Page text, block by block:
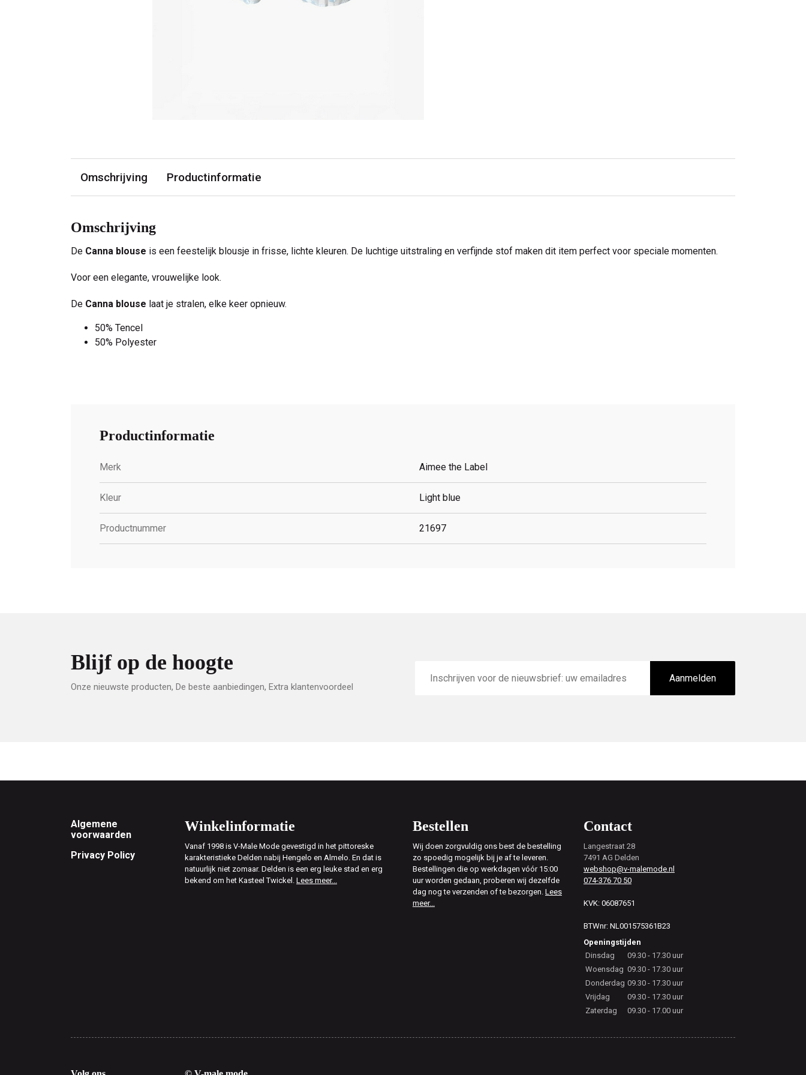
Omschrijving Productinformatie
Omschrijving
De Canna blouse is een feestelijk blousje in frisse, lichte kleuren. De luchtige uitstraling en verfijnde stof maken dit item perfect voor speciale momenten.
Voor een elegante, vrouwelijke look.
De Canna blouse laat je stralen, elke keer opnieuw.
50% Tencel
50% Polyester
Productinformatie
Merk Aimee the Label
Kleur Light blue
Productnummer 21697
Blijf op de hoogte
Onze nieuwste producten, De beste aanbiedingen, Extra klantenvoordeel
mailadres
Aanmelden
Footer
Algemene
voorwaarden
Privacy Policy
Winkelinformatie
Vanaf 1998 is V-Male Mode gevestigd in het pittoreske
karakteristieke Delden nabij Hengelo en Almelo. En dat is
natuurlijk niet zomaar. Delden is een erg leuke stad en erg
bekend om het Kasteel Twickel. Lees meer...
Bestellen
Wij doen zorgvuldig ons best de bestelling
zo spoedig mogelijk bij je af te leveren.
Bestellingen die op werkdagen vóór 15:00
uur worden gedaan, proberen wij dezelfde
dag nog te verzenden of te bezorgen. Lees
meer...
Contact
Langestraat 28
7491 AG Delden
webshop@v-malemode.nl
074-376 70 50
KVK: 06087651
BTWnr: NL001575361B23
Openingstijden
Dinsdag
09.30 - 17.30 uur
Woensdag 09.30 - 17.30 uur
Donderdag 09.30 - 17.30 uur
Vrijdag
09.30 - 17.30 uur
Zaterdag
09.30 - 17.00 uur